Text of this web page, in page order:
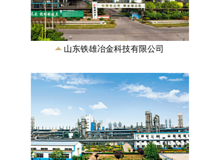
山东铁雄冶金科技有限公司
成立于2007年，是由山东铁雄冶金科技有
限公司、新汶矿业集团有限责任公司合资
兴建的特大型煤化工能源企业，注册资本
11.5...